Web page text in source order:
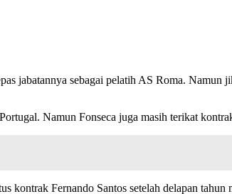
jabatannya sebagai pelatih AS Roma.
Namun Fonseca juga masih terikat
kontrak Fernando Santos setelah delapan